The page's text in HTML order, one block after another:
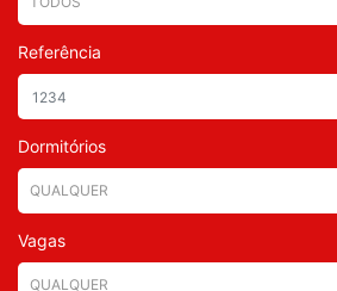
Referência
Dormitórios
Vagas